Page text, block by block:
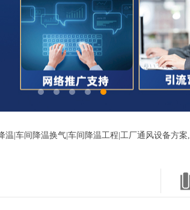
|车间降温换气|车间降温工程|工厂通风设备方案,